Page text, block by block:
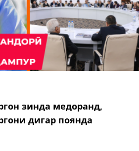
зинда медоранд,
дигар поянда